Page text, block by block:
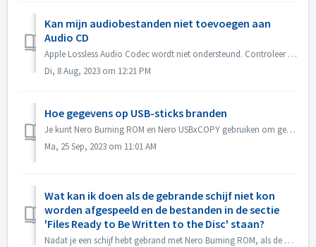
Kan mijn audiobestanden niet toevoegen aan
Audio CD
Apple Lossless Audio Codec wordt niet ondersteund. Controleer de audiocodec van je bestanden. Of stuur ze naar ons op om te controleren.
Di, 8 Aug, 2023 om 12:21 PM
Hoe gegevens op USB-sticks branden
Je kunt Nero Burning ROM en Nero USBxCOPY gebruiken om gegevens op USB-sticks/kaarten te branden. In Nero Burning ROM staan 'Raspberry Pi OS' en ...
Ma, 25 Sep, 2023 om 11:01 AM
Wat kan ik doen als de gebrande schijf niet kon
worden afgespeeld en de bestanden in de sectie
'Files Ready to Be Written to the Disc' staan?
Nadat je een schijf hebt gebrand met Nero Burning ROM, als de audio CD niet kon worden afgespeeld met de CD speler, open dan de schijf in Windows Explorer o...